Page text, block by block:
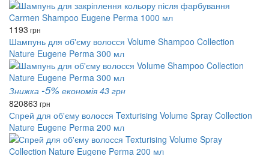
1193 грн
Шампунь для об'єму волосся Volume Shampoo Collection
Nature Eugene Perma 300 мл
Знижка -5% економія 43 грн
820863 грн
Спрей для об'єму волосся Texturising Volume Spray Collection
Nature Eugene Perma 200 мл